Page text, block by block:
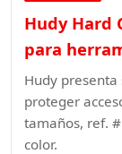
Hudy Hard
para
Hudy
proteger
tamaños, ref.
color.